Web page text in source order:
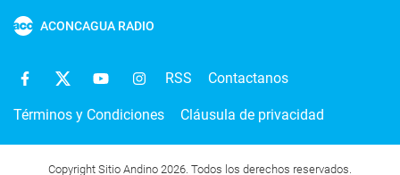
ACONCAGUA RADIO
RSS Contactanos
Términos y Condiciones Cláusula de privacidad
Copyright Sitio Andino 2026. Todos los derechos reservados.